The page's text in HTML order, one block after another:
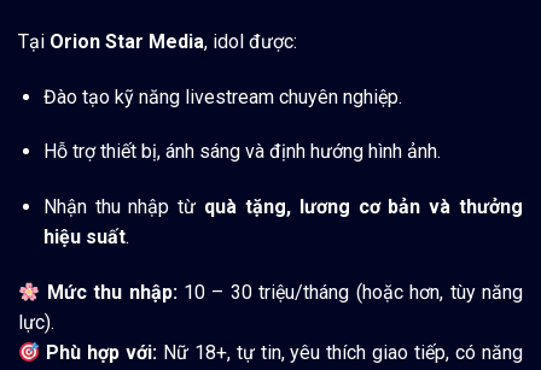
Tại Orion Star Media, idol được:
Đào tạo kỹ năng livestream chuyên nghiệp.
Hỗ trợ thiết bị, ánh sáng và định hướng hình ảnh.
Nhận thu nhập từ quà tặng, lương cơ bản và thưởng
hiệu suất.
Mức thu nhập:10 – 30 triệu/tháng (hoặc hơn, tùy năng
lực).
Phù hợp với:Nữ 18+, tự tin, yêu thích giao tiếp, có năng